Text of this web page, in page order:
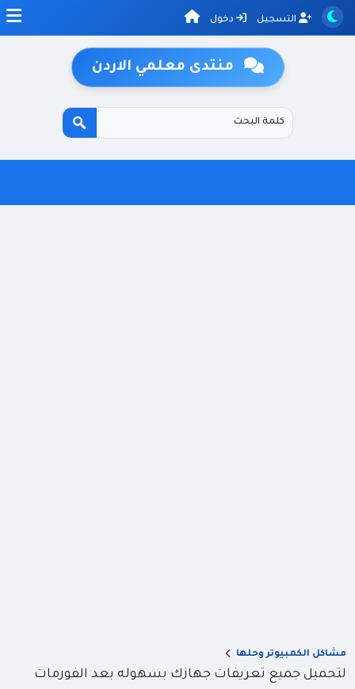
التسجيل دخول
منتدى معلمي الاردن
مشاكل الكمبيوتر وحلها
لتحميل جميع تعريفات جهازك بسهوله بعد الفورمات